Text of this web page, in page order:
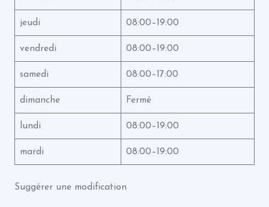
jeudi 08:00–19:00
vendredi 08:00–19:00
samedi 08:00–17:00
dimanche Fermé
lundi 08:00–19:00
mardi 08:00–19:00
Suggérer une modification